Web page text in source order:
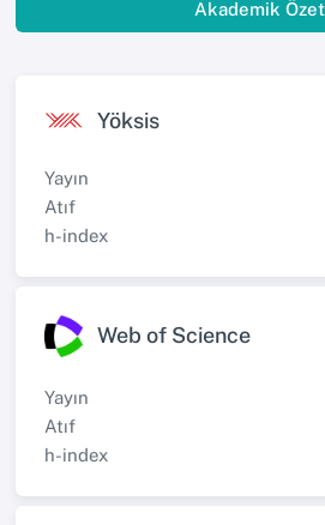
Akademik Özet
Yöksis
Yayın
Atıf
h-index
Web of Science
Yayın
Atıf
h-index